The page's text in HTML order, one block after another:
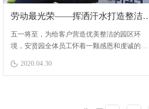
劳动最光荣——挥洒
五一将至，为给客户营造优美整洁的园区环
境，安贤园全体员工怀着一颗感恩和虔诚的
环境。
2020.04.30